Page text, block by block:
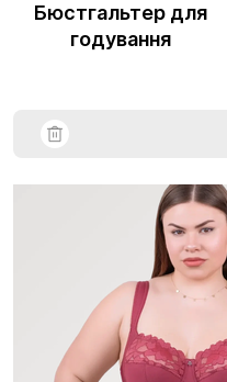
Бюстгальтер для
годування